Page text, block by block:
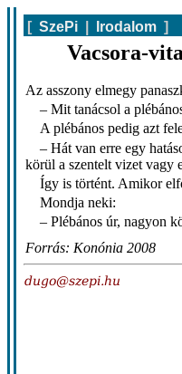
[ SzePi Irodalom ]
Vacsora-vita
Az asszony elmegy
– Mit tanácsol a
A plébános pedig azt
– Hát van erre egy
körül a szentelt vizet vagy
Így is történt. Amikor
Mondja neki:
– Plébános úr, nagyon
Forrás: Konónia 2008